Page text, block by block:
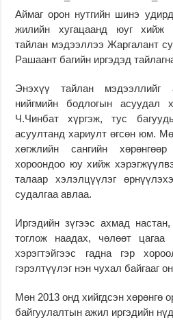
Аймаг орон нутгийн шинэ
жилийн хугацаанд юуг хийж
тайлан мэдээллээ Жаргалант
Рашаант багийн иргэдэд
Энэхүү тайлан мэдээллийг
нийгмийн бодлогын асуудал
Ч.Чинбат хүргэж, тус
асуултанд хариулт өгсөн юм.
хөгжлийн сангийн
хороондоо юу хийж
талаар хэлэлцүүлэг
судалгаа авлаа.
Иргэдийн зүгээс ахмад
тоглож наадах, чөлөөт цагаа
хэрэгтэйгээс гадна гэр
гэрэлтүүлэг нэн чухал байгааг
Мөн 2013 онд хийгдсэн хөрөнгө
байгуулалтын ажил иргэдийн